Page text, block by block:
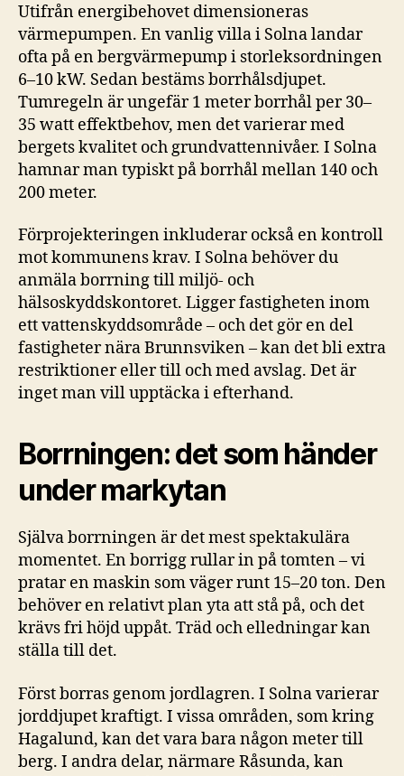
Utifrån energibehovet dimensioneras
värmepumpen. En vanlig villa i Solna landar
ofta på en bergvärmepump i storleksordningen
6–10 kW. Sedan bestäms borrhålsdjupet.
Tumregeln är ungefär 1 meter borrhål per 30–
35 watt effektbehov, men det varierar med
bergets kvalitet och grundvattennivåer. I Solna
hamnar man typiskt på borrhål mellan 140 och
200 meter.
Förprojekteringen inkluderar också en kontroll
mot kommunens krav. I Solna behöver du
anmäla borrning till miljö- och
hälsoskyddskontoret. Ligger fastigheten inom
ett vattenskyddsområde – och det gör en del
fastigheter nära Brunnsviken – kan det bli extra
restriktioner eller till och med avslag. Det är
inget man vill upptäcka i efterhand.
Borrningen: det som händer
under markytan
Själva borrningen är det mest spektakulära
momentet. En borrigg rullar in på tomten – vi
pratar en maskin som väger runt 15–20 ton. Den
behöver en relativt plan yta att stå på, och det
krävs fri höjd uppåt. Träd och elledningar kan
ställa till det.
Först borras genom jordlagren. I Solna varierar
jorddjupet kraftigt. I vissa områden, som kring
Hagalund, kan det vara bara någon meter till
berg. I andra delar, närmare Råsunda, kan